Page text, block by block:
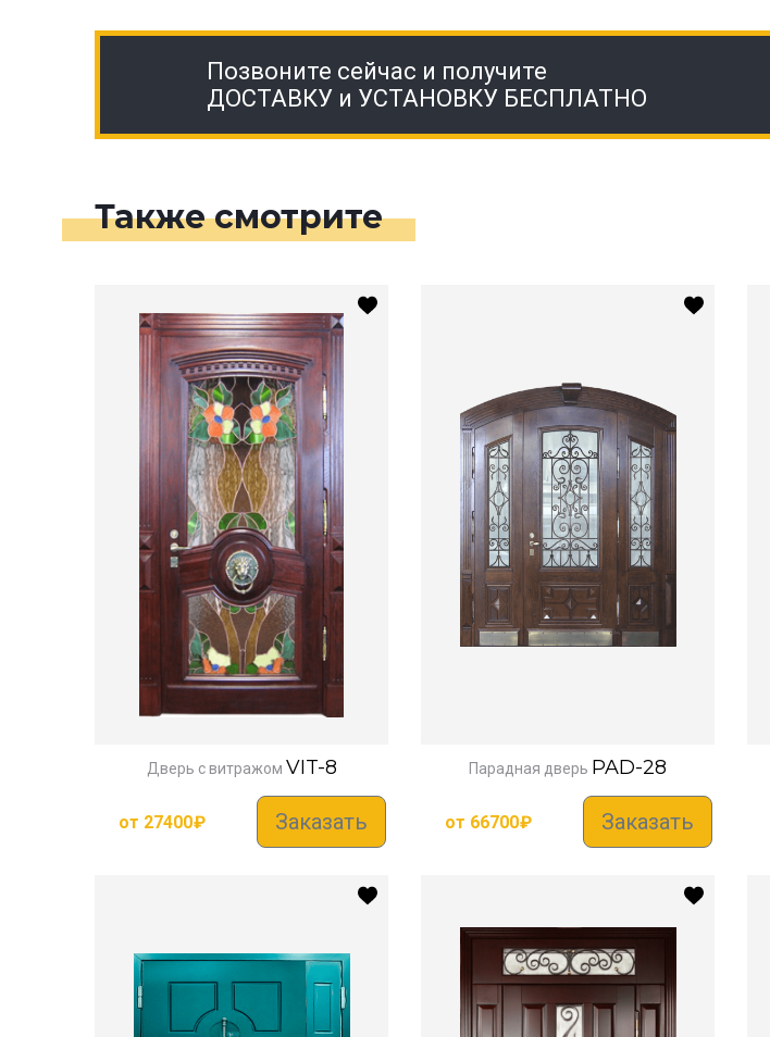
Позвоните сейчас и получите
ДОСТАВКУ и УСТАНОВКУ БЕСПЛАТНО
Также смотрите
Дверь с витражом VIT-8
от 27400₽ Заказать
Парадная дверь PAD-28
от 66700₽ Заказать